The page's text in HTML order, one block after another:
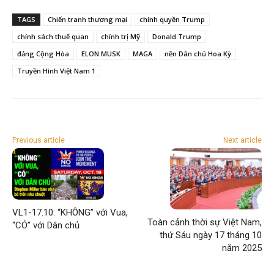
TAGS Chiến tranh thương mại
chính quyền Trump
chính sách thuế quan
chính trị Mỹ
Donald Trump
đảng Cộng Hòa
ELON MUSK MAGA
nền Dân chủ Hoa Kỳ
Truyền Hình Việt Nam 1
Previous article
VL1-17.10: “KHÔNG” với Vua,
“CÓ” với Dân chủ
Next article
Toàn cảnh thời sự Việt Nam,
thứ Sáu ngày 17 tháng 10
năm 2025